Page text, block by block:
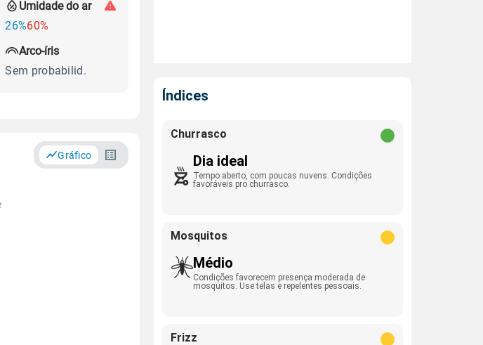
Umidade do ar
26%60%
Arco-íris
Sem probabilid.
Gráfico
Índices
Churrasco
Dia ideal
Tempo aberto, com poucas nuvens. Condições
favoráveis pro churrasco.
Mosquitos
Médio
Condições favorecem presença moderada de
mosquitos. Use telas e repelentes pessoais.
Frizz